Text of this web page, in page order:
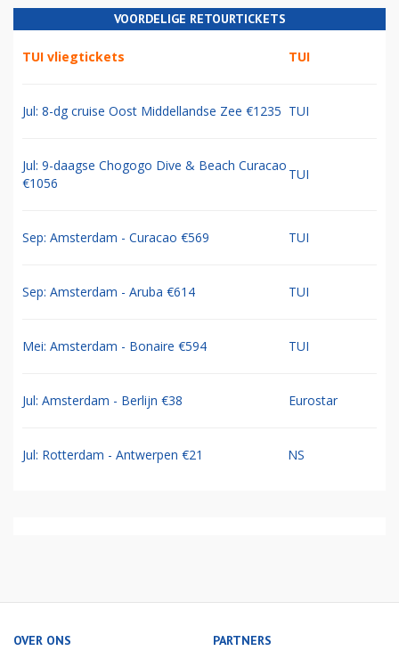
VOORDELIGE RETOURTICKETS
TUI vliegtickets TUI
Jul: 8-dg cruise Oost Middellandse Zee €1235 TUI
Jul: 9-daagse Chogogo Dive & Beach Curacao
€1056
TUI
Sep: Amsterdam - Curacao €569 TUI
Sep: Amsterdam - Aruba €614 TUI
Mei: Amsterdam - Bonaire €594 TUI
Jul: Amsterdam - Berlijn €38 Eurostar
Jul: Rotterdam - Antwerpen €21 NS
OVER ONS PARTNERS